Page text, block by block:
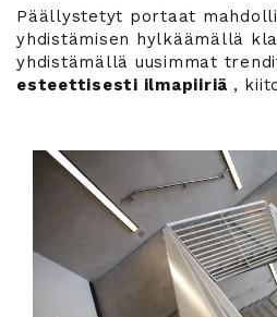
Päällystetyt portaat
yhdistämisen hylkäämällä
yhdistämällä uusimmat
esteettisesti ilmapiiriä ,